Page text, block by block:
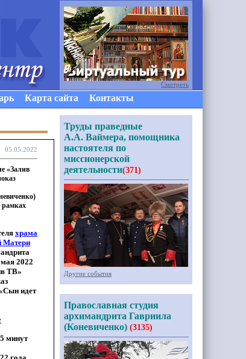
Карта сайта Контакты
05.05.2022
«Залив
рамках
храма
Матери
2022
ТВ»
идет
минут
Смотреть
Труды праведные
А.А. Ваймера, помощника
настоятеля по
миссионерской
деятельности(371)
Другие события
Православная студия
архимандрита Гавриила
(Коневиченко) (3135)